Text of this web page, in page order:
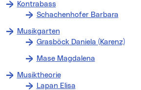
Kontrabass
Schachenhofer Barbara
Musikgarten
Grasböck Daniela (Karenz)
Mase Magdalena
Musiktheorie
Lapan Elisa